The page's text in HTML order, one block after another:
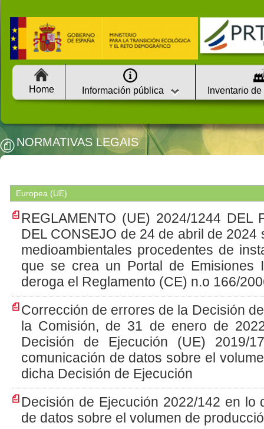
Home Información pública Inventario
NORMATIVAS LEGAIS
Europea (UE)
REGLAMENTO (UE) 2024/1244 DEL
DEL CONSEJO de 24 de abril de
medioambientales procedentes de
que se crea un Portal de Emisiones
deroga el Reglamento (CE) n.o 166/
Corrección de errores de la Decisión
la Comisión, de 31 de enero de
Decisión de Ejecución (UE)
comunicación de datos sobre el
dicha Decisión de Ejecución
Decisión de Ejecución 2022/142 en lo
de datos sobre el volumen de